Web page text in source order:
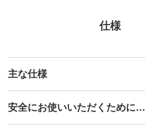
仕様
主な仕様
安全にお使いいただくために…